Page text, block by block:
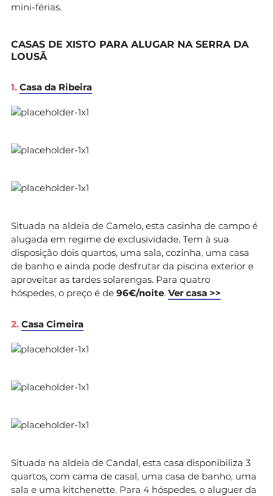
mini-férias.
CASAS DE XISTO PARA ALUGAR NA SERRA DA
LOUSÃ
1. Casa da Ribeira
Situada na aldeia de Camelo, esta casinha de campo é
alugada em regime de exclusividade. Tem à sua
disposição dois quartos, uma sala, cozinha, uma casa
de banho e ainda pode desfrutar da piscina exterior e
aproveitar as tardes solarengas. Para quatro
hóspedes, o preço é de 96€/noite. Ver casa >>
2. Casa Cimeira
Situada na aldeia de Candal, esta casa disponibiliza 3
quartos, com cama de casal, uma casa de banho, uma
sala e uma kitchenette. Para 4 hóspedes, o aluguer da